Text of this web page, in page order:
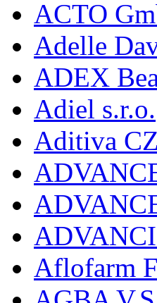
ACTO
Adelle
ADEX
Adiel s.r.o.
Aditiva
Aflofarm